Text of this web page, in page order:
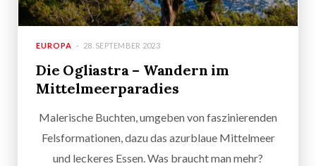
EUROPA 28. SEPTEMBER 2023
Die Ogliastra – Wandern im
Mittelmeerparadies
Malerische Buchten, umgeben von faszinierenden
Felsformationen, dazu das azurblaue Mittelmeer
und leckeres Essen. Was braucht man mehr?